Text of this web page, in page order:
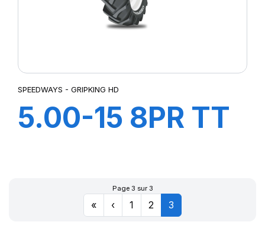
SPEEDWAYS - GRIPKING HD
5.00-15 8PR TT
Page 3 sur 3
« ‹ 1 2 3